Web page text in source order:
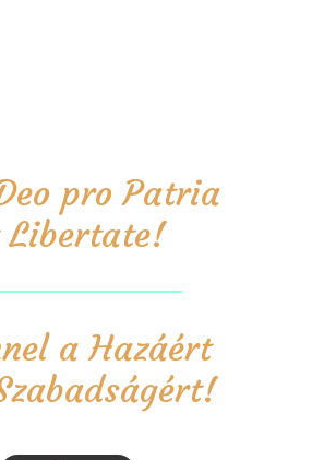
pro Patria
Libertate!
a Hazáért